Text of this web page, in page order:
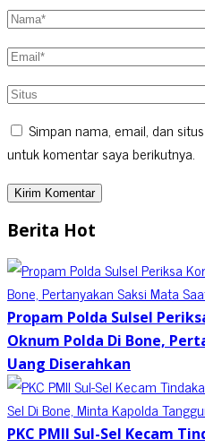
Simpan nama, email, dan
untuk komentar saya berikutnya.
Berita Hot
Propam Polda Sulsel
Oknum Polda Di Bone,
Uang Diserahkan
PKC PMII Sul-Sel Kecam